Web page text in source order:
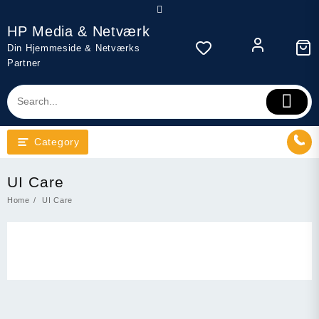
content
HP Media & Netværk
Din Hjemmeside & Netværks
Partner
Category
UI Care
Home UI Care